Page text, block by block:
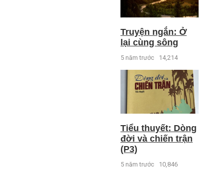
Truyện ngắn: Ở
lại cùng sông
5 năm trước 14,214
Tiểu thuyết: Dòng
đời và chiến trận
(P3)
5 năm trước 10,846